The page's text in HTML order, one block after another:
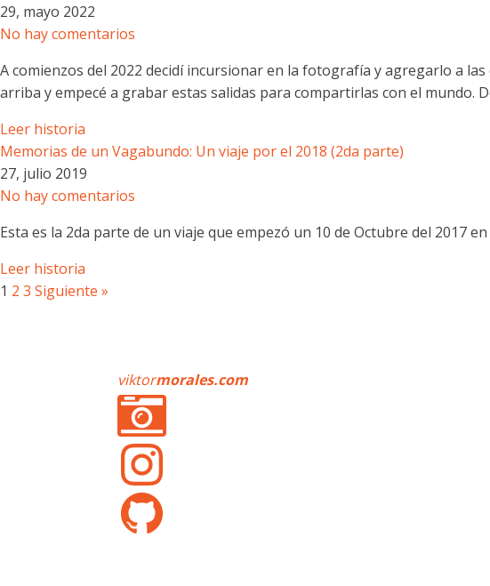
29, mayo 2022
No hay comentarios
A comienzos del 2022 decidí incursionar en la fotografía y agregarlo a
arriba y empecé a grabar estas salidas para compartirlas con el mundo.
Leer historia
Memorias de un Vagabundo: Un viaje por el 2018 (2da parte)
27, julio 2019
No hay comentarios
Esta es la 2da parte de un viaje que empezó un 10 de Octubre del 2017
Leer historia
1 2 3 Siguiente »
viktormorales.com